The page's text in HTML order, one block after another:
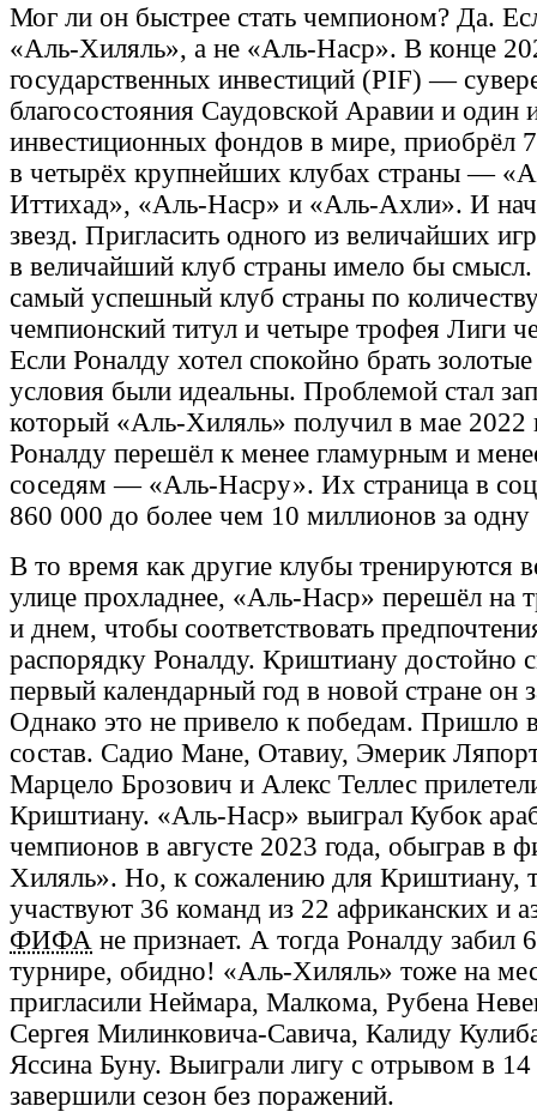
Мог ли он быстрее стать чемпионом? Да.
«Аль-Хиляль», а не «Аль-Наср». В конце
государственных инвестиций (PIF) —
благосостояния Саудовской Аравии и один
инвестиционных фондов в мире, приобрёл
в четырёх крупнейших клубах страны —
Иттихад», «Аль-Наср» и «Аль-Ахли». И
звезд. Пригласить одного из величайших
в величайший клуб страны имело бы
самый успешный клуб страны по
чемпионский титул и четыре трофея Лиги
Если Роналду хотел спокойно брать
условия были идеальны. Проблемой стал
который «Аль-Хиляль» получил в мае 2022
Роналду перешёл к менее гламурным и
соседям — «Аль-Насру». Их страница в
860 000 до более чем 10 миллионов за
В то время как другие клубы тренируются
улице прохладнее, «Аль-Наср» перешёл на
и днем, чтобы соответствовать
распорядку Роналду. Криштиану достойно
первый календарный год в новой стране он
Однако это не привело к победам. Пришло
состав. Садио Мане, Отавиу, Эмерик
Марцело Брозович и Алекс Теллес
Криштиану. «Аль-Наср» выиграл Кубок
чемпионов в августе 2023 года, обыграв в
Хиляль». Но, к сожалению для Криштиану,
участвуют 36 команд из 22 африканских и
ФИФА не признает. А тогда Роналду забил
турнире, обидно! «Аль-Хиляль» тоже на
пригласили Неймара, Малкома, Рубена
Сергея Милинковича-Савича, Калиду
Яссина Буну. Выиграли лигу с отрывом в 14
завершили сезон без поражений.